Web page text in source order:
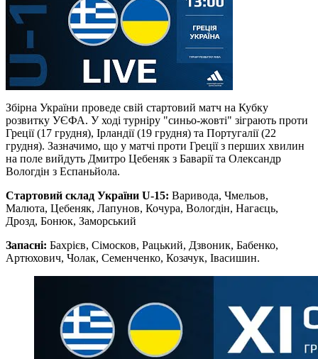
Збірна України проведе свій стартовий матч на Кубку
розвитку УЄФА. У ході турніру "синьо-жовті" зіграють проти
Греції (17 грудня), Ірландії (19 грудня) та Португалії (22
грудня). Зазначимо, що у матчі проти Греції з перших хвилин
на поле вийдуть Дмитро Цебеняк з Баварії та Олександр
Вологдін з Еспаньйола.
Стартовий склад України U-15: Варивода, Чмельов,
Малюта, Цебеняк, Лапунов, Кочура, Вологдін, Нагаєць,
Дрозд, Бонюк, Заморський
Запасні: Бахрієв, Сімосков, Рацький, Дзвоник, Бабенко,
Артюхович, Чолак, Семенченко, Козачук, Івасишин.